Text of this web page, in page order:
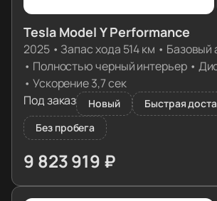
Tesla Model Y Performance
2025• Запас хода 514 км • Базовый
• Полностью черный интерьер•
• Ускорение 3,7 сек
Под заказ
Новый
Быстрая
Без пробега
9 823 919 ₽
≈ 99 451€